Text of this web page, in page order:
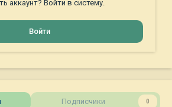
аккаунт? Войти в систему.
Войти
Подписчики 0